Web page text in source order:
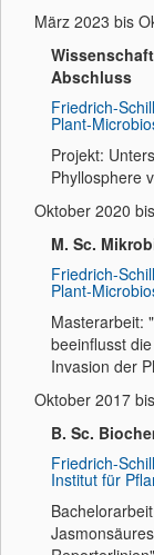
März 2023 bis
Abschluss
Friedrich-
Plant-
Projekt:
Phyllosphere
Oktober 2020
M. Sc.
Friedrich-
Plant-
Masterarbeit:
beeinflusst
Invasion der
Oktober 2017
B. Sc.
Friedrich-
Institut für